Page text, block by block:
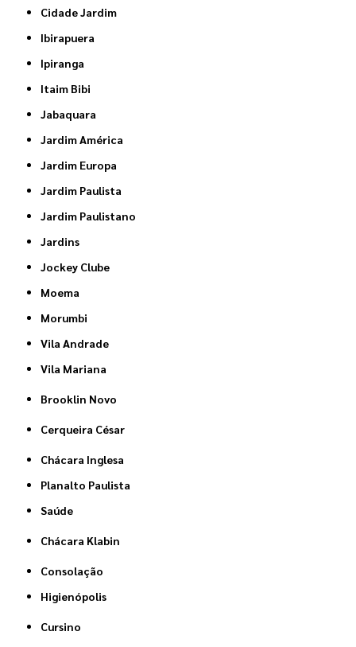
Cidade Jardim
Ibirapuera
Ipiranga
Itaim Bibi
Jabaquara
Jardim América
Jardim Europa
Jardim Paulista
Jardim Paulistano
Jardins
Jockey Clube
Moema
Morumbi
Vila Andrade
Vila Mariana
Brooklin Novo
Cerqueira César
Chácara Inglesa
Planalto Paulista
Saúde
Chácara Klabin
Consolação
Higienópolis
Cursino